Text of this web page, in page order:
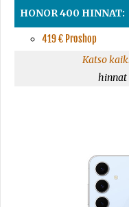
HONOR 400 HINNAT:
419 € Proshop
Katso
hinnat